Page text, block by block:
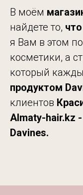
В моём
найдете то,
я Вам в этом
косметики, а
который
продуктом
клиентов
Almaty-hair.kz
Davines.